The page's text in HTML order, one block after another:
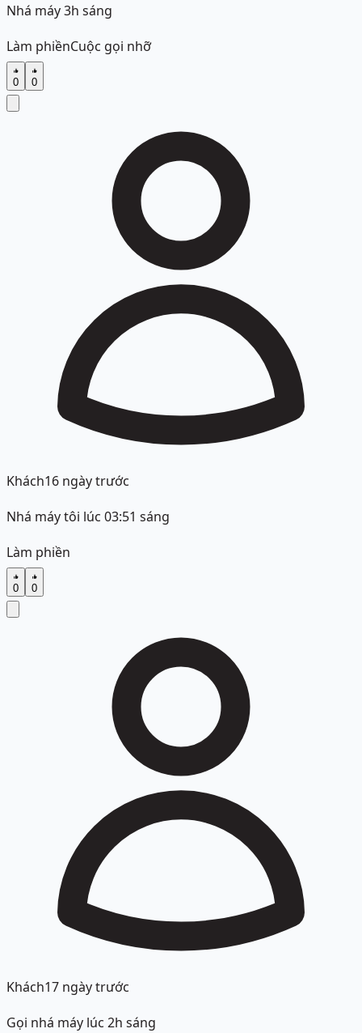
Nhá máy 3h sáng
Làm phiềnCuộc gọi nhỡ
0 0
Khách16 ngày trước
Nhá máy tôi lúc 03:51 sáng
Làm phiền
0 0
Khách17 ngày trước
Gọi nhá máy lúc 2h sáng